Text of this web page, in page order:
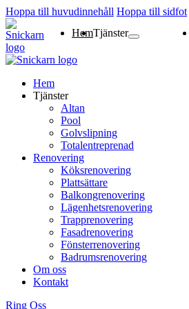
Hoppa till huvudinnehåll Hoppa till sidfot
HemTjänsterAltan
Pool
Golvslipning
Totalentreprenad
Hem
Tjänster
Altan
Pool
Golvslipning
Totalentreprenad
Renovering
Köksrenovering
Plattsättare
Balkongrenovering
Lägenhetsrenovering
Trapprenovering
Fasadrenovering
Fönsterrenovering
Badrumsrenovering
Om oss
Kontakt
Ring Oss